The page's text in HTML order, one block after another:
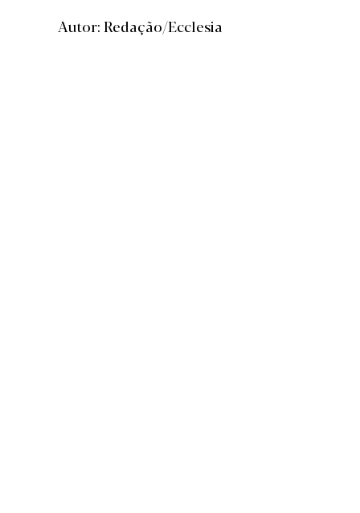
Autor: Redação/Ecclesia